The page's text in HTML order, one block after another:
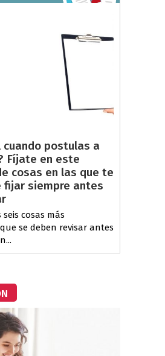
cuando postulas a
Fíjate en este
cosas en las que te
fijar siempre antes
cosas más
se deben revisar antes